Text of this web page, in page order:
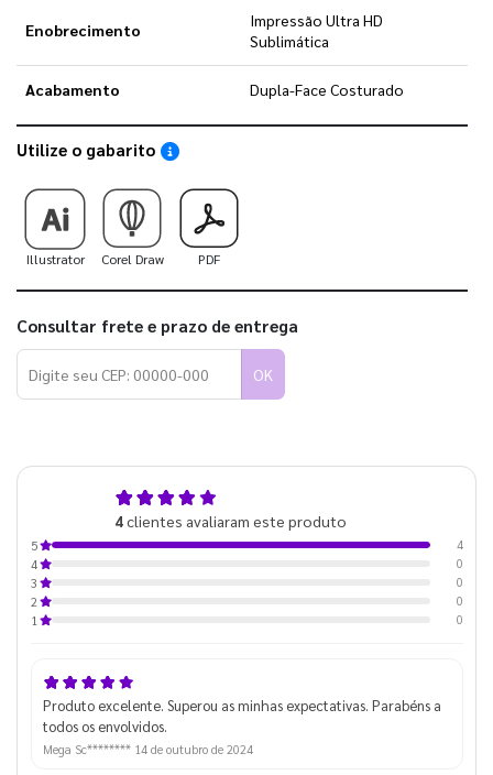
Enobrecimento
Impressão Ultra HD
Sublimática
Acabamento Dupla-Face Costurado
Utilize o gabarito Saiba como utilizar os nossos gabaritos
Illustrator Corel Draw PDF
Consultar frete e prazo de entrega
OK
4clientes avaliaram este produto
5
4
4
0
3
0
2
0
1
0
Produto excelente. Superou as minhas expectativas. Parabéns a
todos os envolvidos.
Mega Sc******** 14 de outubro de 2024